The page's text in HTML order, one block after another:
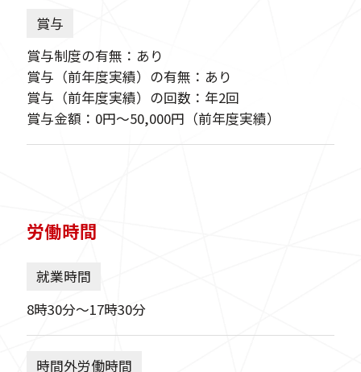
賞与
賞与制度の有無：あり
賞与（前年度実績）の有無：あり
賞与（前年度実績）の回数：年2回
賞与金額：0円〜50,000円（前年度実績）
労働時間
就業時間
8時30分〜17時30分
時間外労働時間